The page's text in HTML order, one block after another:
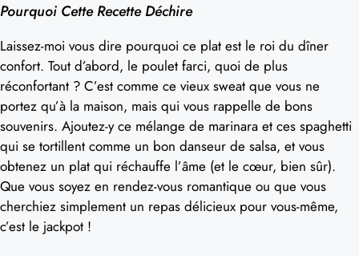
Pourquoi Cette Recette Déchire
Laissez-moi vous dire pourquoi ce plat est le roi du dîner
confort. Tout d’abord, le poulet farci, quoi de plus
réconfortant ? C’est comme ce vieux sweat que vous ne
portez qu’à la maison, mais qui vous rappelle de bons
souvenirs. Ajoutez-y ce mélange de marinara et ces spaghetti
qui se tortillent comme un bon danseur de salsa, et vous
obtenez un plat qui réchauffe l’âme (et le cœur, bien sûr).
Que vous soyez en rendez-vous romantique ou que vous
cherchiez simplement un repas délicieux pour vous-même,
c’est le jackpot !